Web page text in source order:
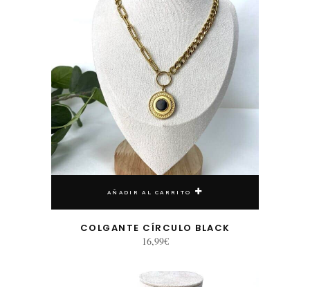
AÑADIR AL CARRITO
COLGANTE CÍRCULO BLACK
16,99€